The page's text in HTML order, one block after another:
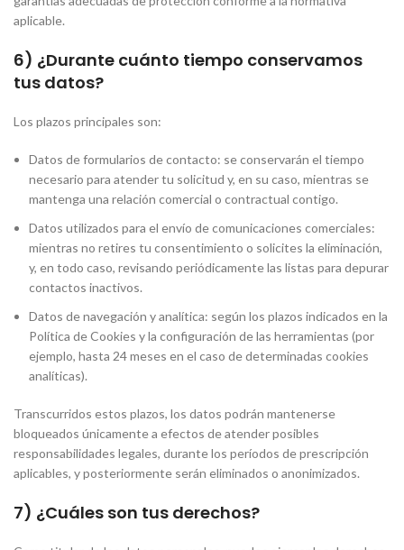
aplicable.
6) ¿Durante cuánto tiempo conservamos
tus datos?
Los plazos principales son:
Datos de formularios de contacto: se conservarán el tiempo
necesario para atender tu solicitud y, en su caso, mientras se
mantenga una relación comercial o contractual contigo.
Datos utilizados para el envío de comunicaciones comerciales:
mientras no retires tu consentimiento o solicites la eliminación,
y, en todo caso, revisando periódicamente las listas para depurar
contactos inactivos.
Datos de navegación y analítica: según los plazos indicados en la
Política de Cookies y la configuración de las herramientas (por
ejemplo, hasta 24 meses en el caso de determinadas cookies
analíticas).
Transcurridos estos plazos, los datos podrán mantenerse
bloqueados únicamente a efectos de atender posibles
responsabilidades legales, durante los períodos de prescripción
aplicables, y posteriormente serán eliminados o anonimizados.
7) ¿Cuáles son tus derechos?